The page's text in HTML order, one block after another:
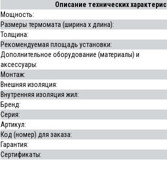
Описание технических
Мощность:
Размеры термомата (ширина х длина):
Толщина:
Рекомендуемая площадь установки:
Дополнительное оборудование (материалы) и
аксессуары:
Монтаж:
Внешняя изоляция:
Внутренняя изоляция жил:
Бренд:
Серия:
Артикул:
Код (номер) для заказа:
Гарантия:
Сертификаты: